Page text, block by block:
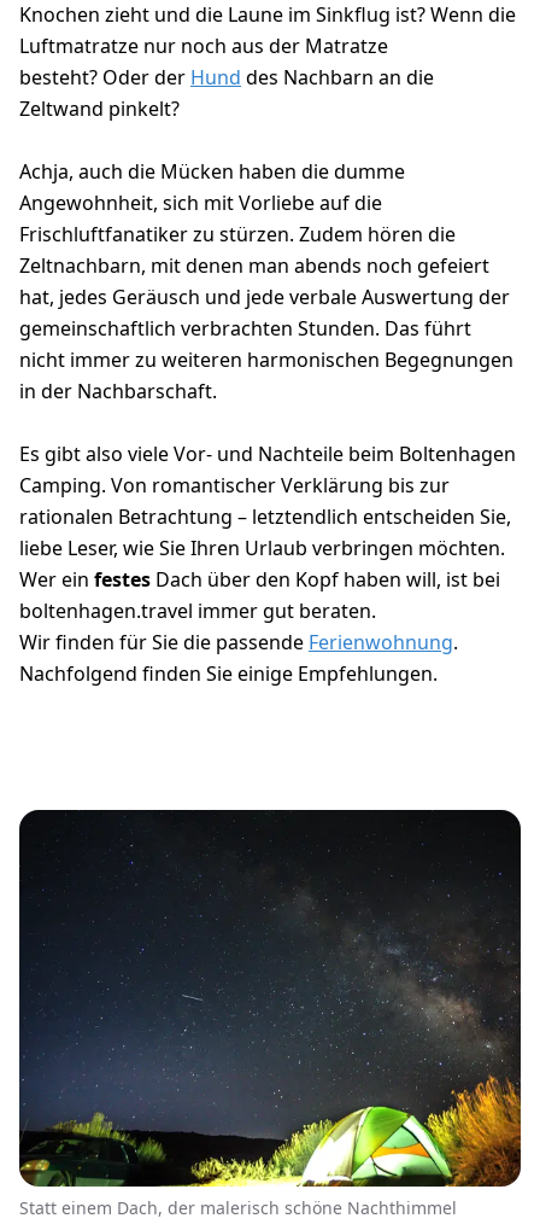
Knochen zieht und die Laune im Sinkflug ist? Wenn die
Luftmatratze nur noch aus der Matratze
besteht? Oder der Hund des Nachbarn an die
Zeltwand pinkelt?
Achja, auch die Mücken haben die dumme
Angewohnheit, sich mit Vorliebe auf die
Frischluftfanatiker zu stürzen. Zudem hören die
Zeltnachbarn, mit denen man abends noch gefeiert
hat, jedes Geräusch und jede verbale Auswertung der
gemeinschaftlich verbrachten Stunden. Das führt
nicht immer zu weiteren harmonischen Begegnungen
in der Nachbarschaft.
Es gibt also viele Vor- und Nachteile beim Boltenhagen
Camping. Von romantischer Verklärung bis zur
rationalen Betrachtung – letztendlich entscheiden Sie,
liebe Leser, wie Sie Ihren Urlaub verbringen möchten.
Wer ein festes Dach über den Kopf haben will, ist bei
boltenhagen.travel immer gut beraten.
Wir finden für Sie die passende Ferienwohnung.
Nachfolgend finden Sie einige Empfehlungen.
Statt einem Dach, der malerisch schöne Nachthimmel